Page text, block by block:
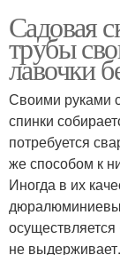
Садовая
трубы
лавочки
Своими руками
спинки
потребуется
же способом к
Иногда в их
осуществляется
не выдерживает.